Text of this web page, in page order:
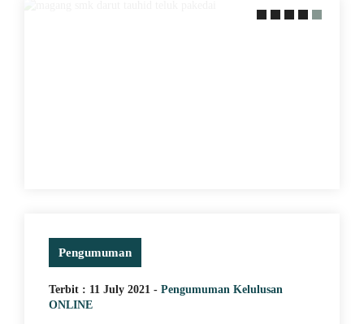
Pengumuman
Terbit : 11 July 2021 - Pengumuman Kelulusan
ONLINE